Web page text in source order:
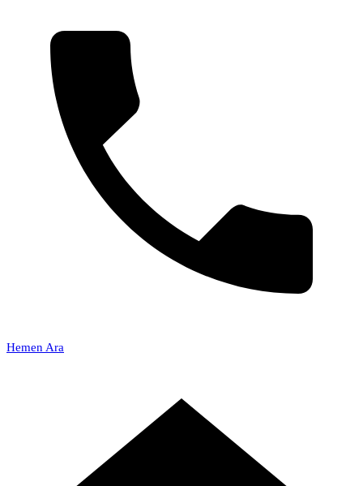
Hemen Ara